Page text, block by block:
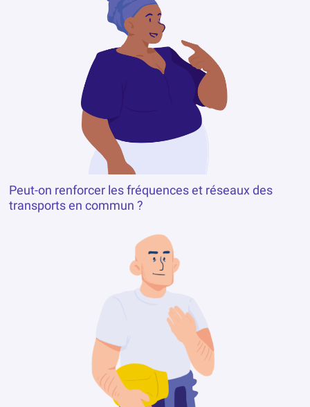
Peut-on renforcer les fréquences et réseaux des
transports en commun ?